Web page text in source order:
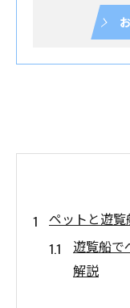
ペットと遊
遊覧船で
解説
クルー